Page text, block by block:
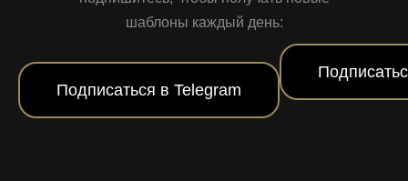
шаблоны каждый день:
Подписаться в Telegram